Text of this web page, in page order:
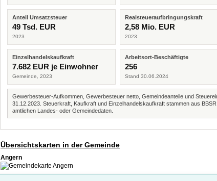
Anteil Umsatzsteuer
49 Tsd. EUR
2023
Realsteueraufbringungskraft
2,58 Mio. EUR
2023
Einzelhandelskaufkraft
7.682 EUR je Einwohner
Gemeinde, 2023
Arbeitsort-Beschäftigte
256
Stand 30.06.2024
Gewerbesteuer-Aufkommen, Gewerbesteuer netto, Gemeindeanteile und
31.12.2023. Steuerkraft, Kaufkraft und Einzelhandelskaufkraft stammen aus
amtlichen Landes- oder Gemeindedaten.
Übersichtskarten in der Gemeinde
Angern